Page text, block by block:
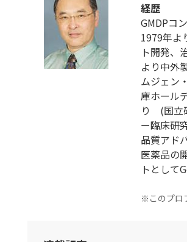
経歴
GMDPコ
1979年よ
ト開発、
より中外
ムジェン
庫ホール
り (国立
ー臨床研
品質アド
医薬品の
トとして
※このプロ